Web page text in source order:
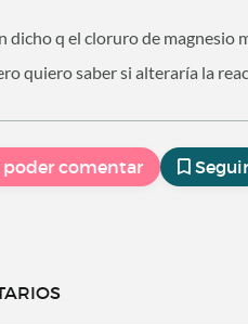
dicho q el cloruro de magnesio
quiero saber si alteraría la
comentar